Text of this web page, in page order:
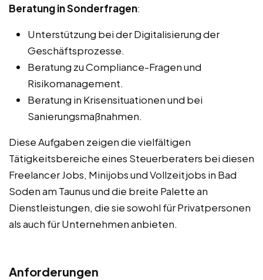
Beratung in Sonderfragen:
Unterstützung bei der Digitalisierung der
Geschäftsprozesse.
Beratung zu Compliance-Fragen und
Risikomanagement.
Beratung in Krisensituationen und bei
Sanierungsmaßnahmen.
Diese Aufgaben zeigen die vielfältigen
Tätigkeitsbereiche eines Steuerberaters bei diesen
Freelancer Jobs, Minijobs und Vollzeitjobs in Bad
Soden am Taunus und die breite Palette an
Dienstleistungen, die sie sowohl für Privatpersonen
als auch für Unternehmen anbieten.
Anforderungen